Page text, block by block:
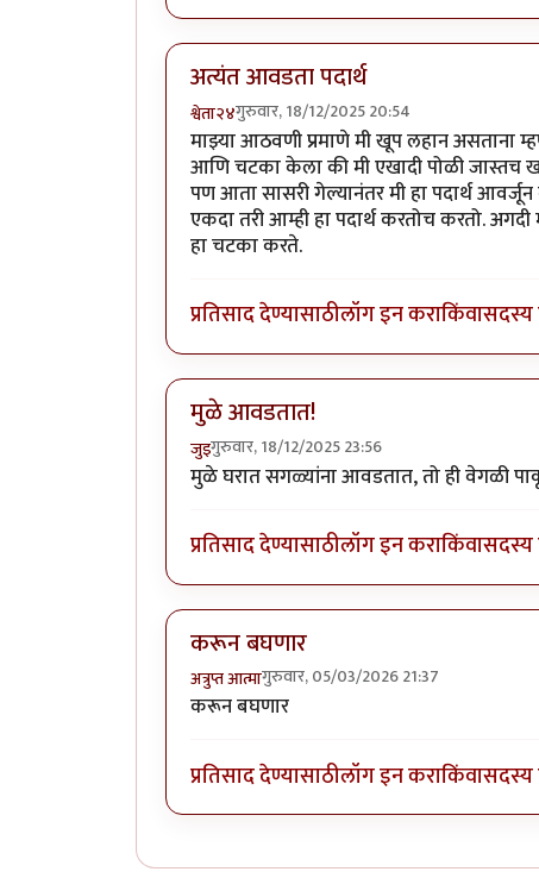
अत्यंत आवडता पदार्थ
श्वेता२४गुरुवार, 18/12/2025 20:54
माझ्या आठवणी प्रमाणे मी खूप लहान असताना
आणि चटका केला की मी एखादी पोळी जास्तच
पण आता सासरी गेल्यानंतर मी हा पदार्थ
एकदा तरी आम्ही हा पदार्थ करतोच करतो.
हा चटका करते.
प्रतिसाद देण्यासाठीलॉग इन कराकिंवासदस्य
मुळे आवडतात!
जुइगुरुवार, 18/12/2025 23:56
मुळे घरात सगळ्यांना आवडतात, तो ही वेगळी
प्रतिसाद देण्यासाठीलॉग इन कराकिंवासदस्य
करून बघणार
अत्रुप्त आत्मागुरुवार, 05/03/2026 21:37
करून बघणार
प्रतिसाद देण्यासाठीलॉग इन कराकिंवासदस्य